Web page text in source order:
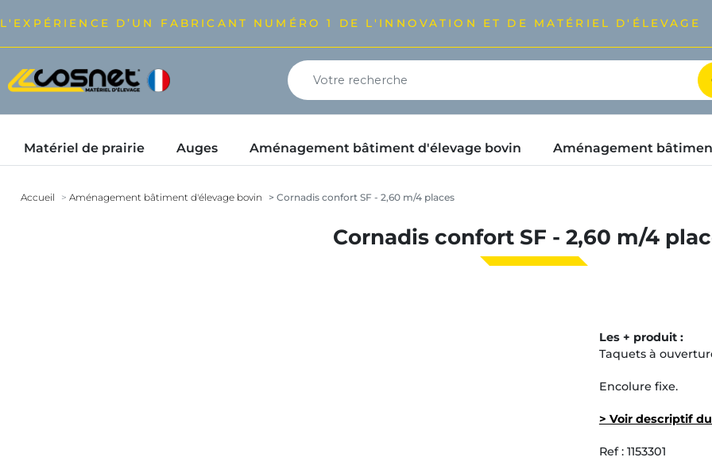
L'EXPÉRIENCE D’UN FABRICANT NUMÉRO 1 DE L'INNOVATION ET DE MATÉRIEL D'ÉLEVAGE
Matériel de prairie Auges Aménagement bâtiment d'élevage bovin Aménagement
Accueil Aménagement bâtiment d'élevage bovin Cornadis confort SF - 2,60 m/4 places
Cornadis confort SF - 2,60 m/4
Les + produit :
Taquets à
Encolure fixe.
> Voir descriptif
Ref : 1153301